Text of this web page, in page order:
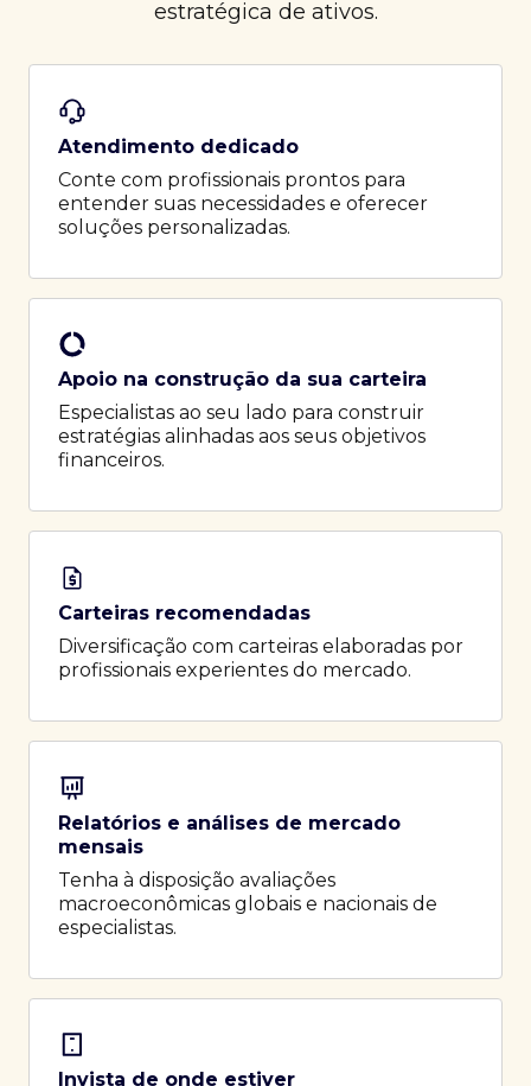
estratégica de ativos.
Atendimento dedicado
Conte com profissionais prontos para
entender suas necessidades e oferecer
soluções personalizadas.
Apoio na construção da sua carteira
Especialistas ao seu lado para construir
estratégias alinhadas aos seus objetivos
financeiros.
Carteiras recomendadas
Diversificação com carteiras elaboradas por
profissionais experientes do mercado.
Relatórios e análises de mercado
mensais
Tenha à disposição avaliações
macroeconômicas globais e nacionais de
especialistas.
Invista de onde estiver